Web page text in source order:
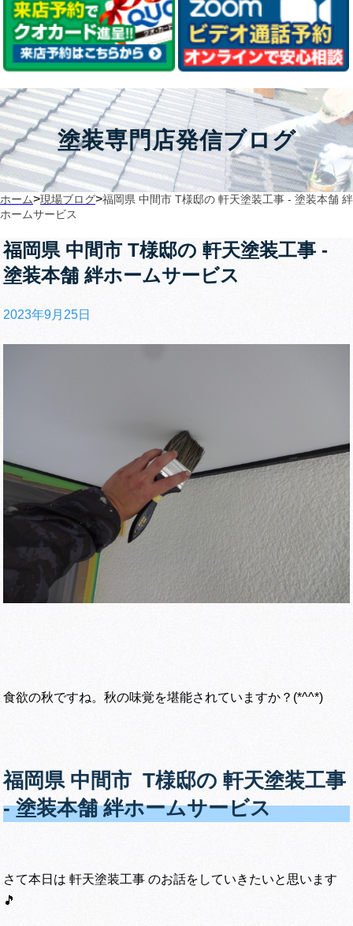
塗装専門店発信ブログ
ホーム>現場ブログ>福岡県 中間市 T様邸の 軒天塗装工事 ‐ 塗装本舗 絆
ホームサービス
福岡県 中間市 T様邸の 軒天塗装工事 ‐
塗装本舗 絆ホームサービス
2023年9月25日
食欲の秋ですね。秋の味覚を堪能されていますか？(*^^*)
福岡県 中間市 T様邸の 軒天塗装工事
‐ 塗装本舗 絆ホームサービス
さて本日は 軒天塗装工事 のお話をしていきたいと思います
🎵